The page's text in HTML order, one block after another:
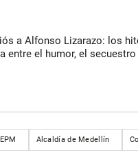
a Alfonso Lizarazo: los
entre el humor, el secuestro
EPM Alcaldía de Medellín